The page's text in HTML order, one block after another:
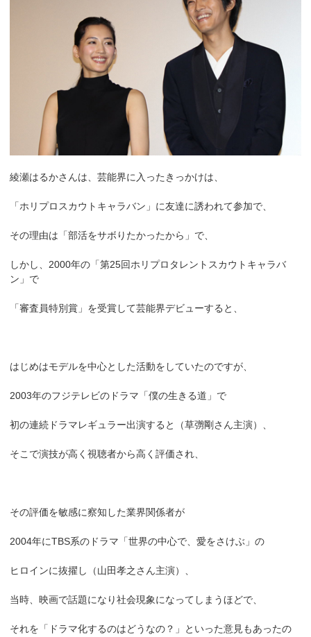
綾瀬はるかさんは、芸能界に入ったきっかけは、
「ホリプロスカウトキャラバン」に友達に誘われて参加で、
その理由は「部活をサボりたかったから」で、
しかし、2000年の「第25回ホリプロタレントスカウトキャラバ
ン」で
「審査員特別賞」を受賞して芸能界デビューすると、
はじめはモデルを中心とした活動をしていたのですが、
2003年のフジテレビのドラマ「僕の生きる道」で
初の連続ドラマレギュラー出演すると（草彅剛さん主演）、
そこで演技が高く視聴者から高く評価され、
その評価を敏感に察知した業界関係者が
2004年にTBS系のドラマ「世界の中心で、愛をさけぶ」の
ヒロインに抜擢し（山田孝之さん主演）、
当時、映画で話題になり社会現象になってしまうほどで、
それを「ドラマ化するのはどうなの？」といった意見もあったの